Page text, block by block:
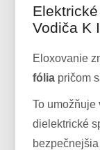
Vodiča K
Eloxovanie
fólia pričom
To umožňuje
dielektrické